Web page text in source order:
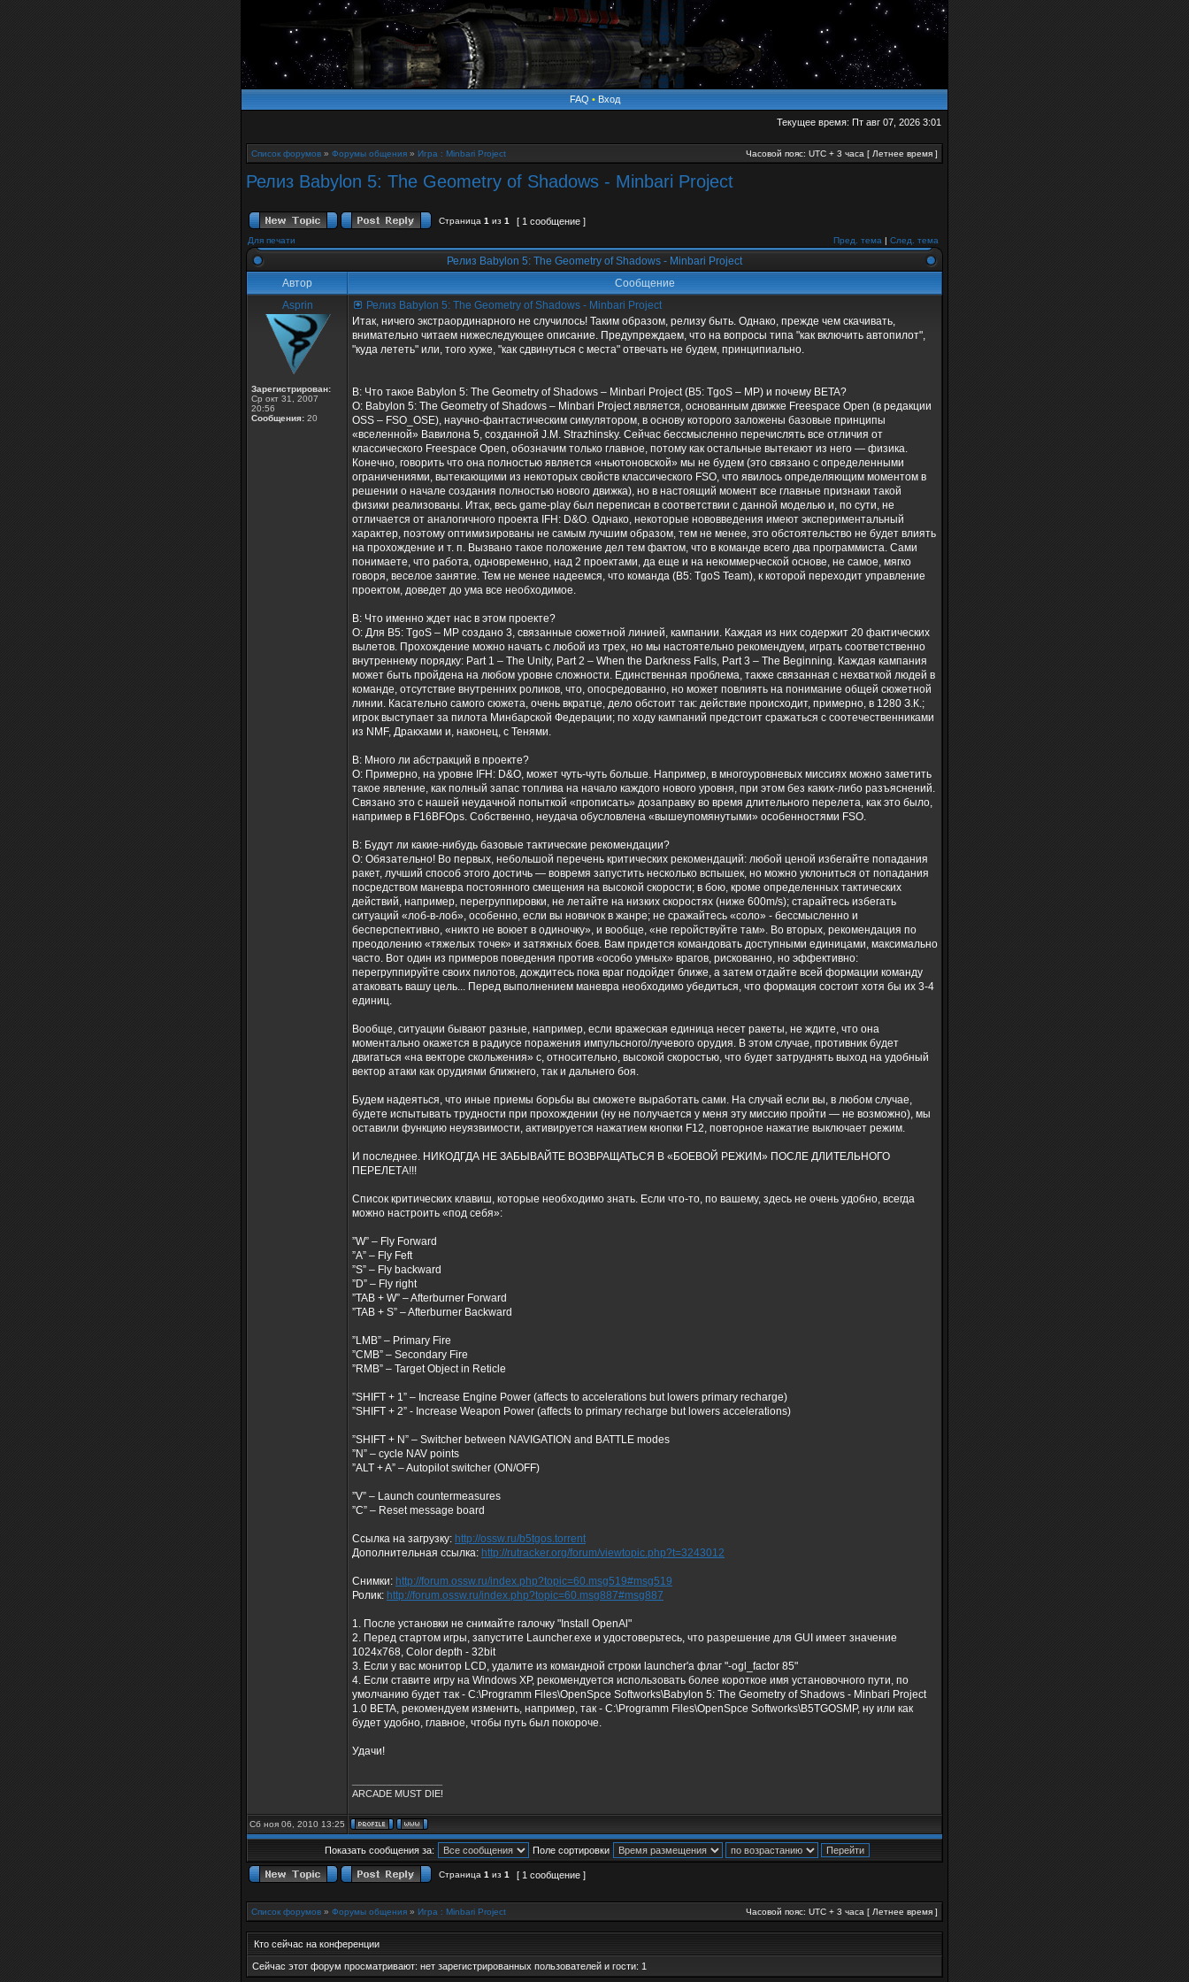
FAQ • Вход
Текущее время: Пт авг 07, 2026 3:01
Список форумов » Форумы общения » Игра : Minbari Project Часовой пояс: UTC + 3 часа [ Летнее время ]
Релиз Babylon 5: The Geometry of Shadows - Minbari Project
Страница 1 из 1 [ 1 сообщение ]
Для печати Пред. тема | След. тема
Релиз Babylon 5: The Geometry of Shadows - Minbari Project
Автор
Сообщение
Asprin
Зарегистрирован:
Ср окт 31, 2007
20:56
Сообщения: 20
Релиз Babylon 5: The Geometry of Shadows - Minbari Project
Итак, ничего экстраординарного не случилось! Таким образом, релизу быть. Однако, прежде чем скачивать,
внимательно читаем нижеследующее описание. Предупреждаем, что на вопросы типа "как включить автопилот",
"куда лететь" или, того хуже, "как сдвинуться с места" отвечать не будем, принципиально.
В: Что такое Babylon 5: The Geometry of Shadows – Minbari Project (B5: TgoS – MP) и почему BETA?
О: Babylon 5: The Geometry of Shadows – Minbari Project является, основанным движке Freespace Open (в редакции
OSS – FSO_OSE), научно-фантастическим симулятором, в основу которого заложены базовые принципы
«вселенной» Вавилона 5, созданной J.M. Strazhinsky. Сейчас бессмысленно перечислять все отличия от
классического Freespace Open, обозначим только главное, потому как остальные вытекают из него — физика.
Конечно, говорить что она полностью является «ньютоновской» мы не будем (это связано с определенными
ограничениями, вытекающими из некоторых свойств классического FSO, что явилось определяющим моментом в
решении о начале создания полностью нового движка), но в настоящий момент все главные признаки такой
физики реализованы. Итак, весь game-play был переписан в соответствии с данной моделью и, по сути, не
отличается от аналогичного проекта IFH: D&O. Однако, некоторые нововведения имеют экспериментальный
характер, поэтому оптимизированы не самым лучшим образом, тем не менее, это обстоятельство не будет влиять
на прохождение и т. п. Вызвано такое положение дел тем фактом, что в команде всего два программиста. Сами
понимаете, что работа, одновременно, над 2 проектами, да еще и на некоммерческой основе, не самое, мягко
говоря, веселое занятие. Тем не менее надеемся, что команда (B5: TgoS Team), к которой переходит управление
проектом, доведет до ума все необходимое.
В: Что именно ждет нас в этом проекте?
О: Для B5: TgoS – MP создано 3, связанные сюжетной линией, кампании. Каждая из них содержит 20 фактических
вылетов. Прохождение можно начать с любой из трех, но мы настоятельно рекомендуем, играть соответственно
внутреннему порядку: Part 1 – The Unity, Part 2 – When the Darkness Falls, Part 3 – The Beginning. Каждая кампания
может быть пройдена на любом уровне сложности. Единственная проблема, также связанная с нехваткой людей в
команде, отсутствие внутренних роликов, что, опосредованно, но может повлиять на понимание общей сюжетной
линии. Касательно самого сюжета, очень вкратце, дело обстоит так: действие происходит, примерно, в 1280 З.К.;
игрок выступает за пилота Минбарской Федерации; по ходу кампаний предстоит сражаться с соотечественниками
из NMF, Дракхами и, наконец, с Тенями.
В: Много ли абстракций в проекте?
О: Примерно, на уровне IFH: D&O, может чуть-чуть больше. Например, в многоуровневых миссиях можно заметить
такое явление, как полный запас топлива на начало каждого нового уровня, при этом без каких-либо разъяснений.
Связано это с нашей неудачной попыткой «прописать» дозаправку во время длительного перелета, как это было,
например в F16BFOps. Собственно, неудача обусловлена «вышеупомянутыми» особенностями FSO.
В: Будут ли какие-нибудь базовые тактические рекомендации?
О: Обязательно! Во первых, небольшой перечень критических рекомендаций: любой ценой избегайте попадания
ракет, лучший способ этого достичь — вовремя запустить несколько вспышек, но можно уклониться от попадания
посредством маневра постоянного смещения на высокой скорости; в бою, кроме определенных тактических
действий, например, перегруппировки, не летайте на низких скоростях (ниже 600m/s); старайтесь избегать
ситуаций «лоб-в-лоб», особенно, если вы новичок в жанре; не сражайтесь «соло» - бессмысленно и
бесперспективно, «никто не воюет в одиночку», и вообще, «не геройствуйте там». Во вторых, рекомендация по
преодолению «тяжелых точек» и затяжных боев. Вам придется командовать доступными единицами, максимально
часто. Вот один из примеров поведения против «особо умных» врагов, рискованно, но эффективно:
перегруппируйте своих пилотов, дождитесь пока враг подойдет ближе, а затем отдайте всей формации команду
атаковать вашу цель... Перед выполнением маневра необходимо убедиться, что формация состоит хотя бы их 3-4
единиц.
Вообще, ситуации бывают разные, например, если вражеская единица несет ракеты, не ждите, что она
моментально окажется в радиусе поражения импульсного/лучевого орудия. В этом случае, противник будет
двигаться «на векторе скольжения» с, относительно, высокой скоростью, что будет затруднять выход на удобный
вектор атаки как орудиями ближнего, так и дальнего боя.
Будем надеяться, что иные приемы борьбы вы сможете выработать сами. На случай если вы, в любом случае,
будете испытывать трудности при прохождении (ну не получается у меня эту миссию пройти — не возможно), мы
оставили функцию неуязвимости, активируется нажатием кнопки F12, повторное нажатие выключает режим.
И последнее. НИКОДГДА НЕ ЗАБЫВАЙТЕ ВОЗВРАЩАТЬСЯ В «БОЕВОЙ РЕЖИМ» ПОСЛЕ ДЛИТЕЛЬНОГО
ПЕРЕЛЕТА!!!
Список критических клавиш, которые необходимо знать. Если что-то, по вашему, здесь не очень удобно, всегда
можно настроить «под себя»:
”W” – Fly Forward
”A” – Fly Feft
”S” – Fly backward
”D” – Fly right
”TAB + W” – Afterburner Forward
”TAB + S” – Afterburner Backward
”LMB” – Primary Fire
”CMB” – Secondary Fire
”RMB” – Target Object in Reticle
”SHIFT + 1” – Increase Engine Power (affects to accelerations but lowers primary recharge)
”SHIFT + 2” - Increase Weapon Power (affects to primary recharge but lowers accelerations)
”SHIFT + N” – Switcher between NAVIGATION and BATTLE modes
”N” – cycle NAV points
”ALT + A” – Autopilot switcher (ON/OFF)
”V” – Launch countermeasures
”C” – Reset message board
Ссылка на загрузку: http://ossw.ru/b5tgos.torrent
Дополнительная ссылка: http://rutracker.org/forum/viewtopic.php?t=3243012
Снимки: http://forum.ossw.ru/index.php?topic=60.msg519#msg519
Ролик: http://forum.ossw.ru/index.php?topic=60.msg887#msg887
1. После установки не снимайте галочку "Install OpenAl"
2. Перед стартом игры, запустите Launcher.exe и удостоверьтесь, что разрешение для GUI имеет значение
1024x768, Color depth - 32bit
3. Если у вас монитор LCD, удалите из командной строки launcher'a флаг "-ogl_factor 85"
4. Если ставите игру на Windows XP, рекомендуется использовать более короткое имя установочного пути, по
умолчанию будет так - C:\Programm Files\OpenSpce Softworks\Babylon 5: The Geometry of Shadows - Minbari Project
1.0 BETA, рекомендуем изменить, например, так - C:\Programm Files\OpenSpce Softworks\B5TGOSMP, ну или как
будет удобно, главное, чтобы путь был покороче.
Удачи!
ARCADE MUST DIE!
Сб ноя 06, 2010 13:25
Показать сообщения за: Поле сортировки
Страница 1 из 1 [ 1 сообщение ]
Список форумов » Форумы общения » Игра : Minbari Project Часовой пояс: UTC + 3 часа [ Летнее время ]
Кто сейчас на конференции
Сейчас этот форум просматривают: нет зарегистрированных пользователей и гости: 1